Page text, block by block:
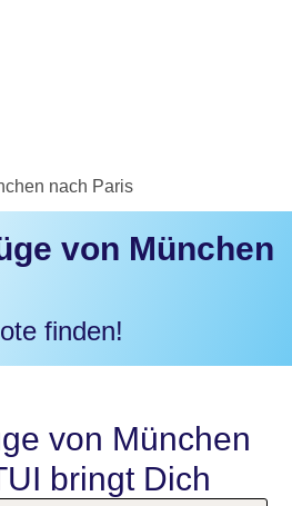
nach Paris
von München
finden!
von München
bringt Dich